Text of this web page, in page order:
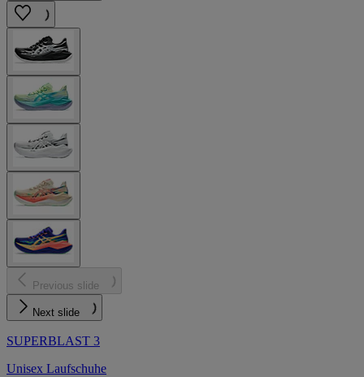
Previous slide
Next slide
SUPERBLAST 3
Unisex Laufschuhe